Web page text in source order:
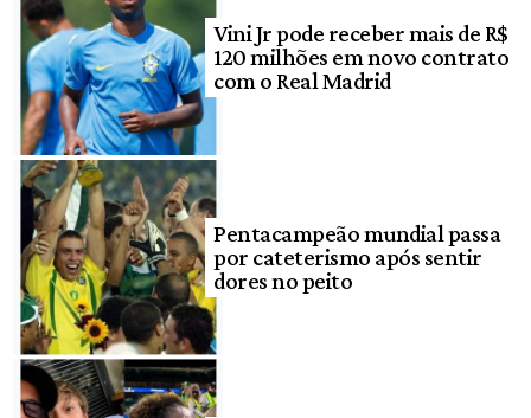
Vini Jr pode receber mais de R$
120 milhões em novo contrato
com o Real Madrid
Pentacampeão mundial passa
por cateterismo após sentir
dores no peito